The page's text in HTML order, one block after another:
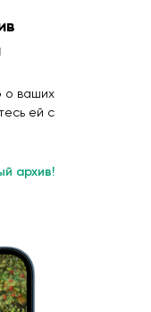
о ваших
ей с
архив!